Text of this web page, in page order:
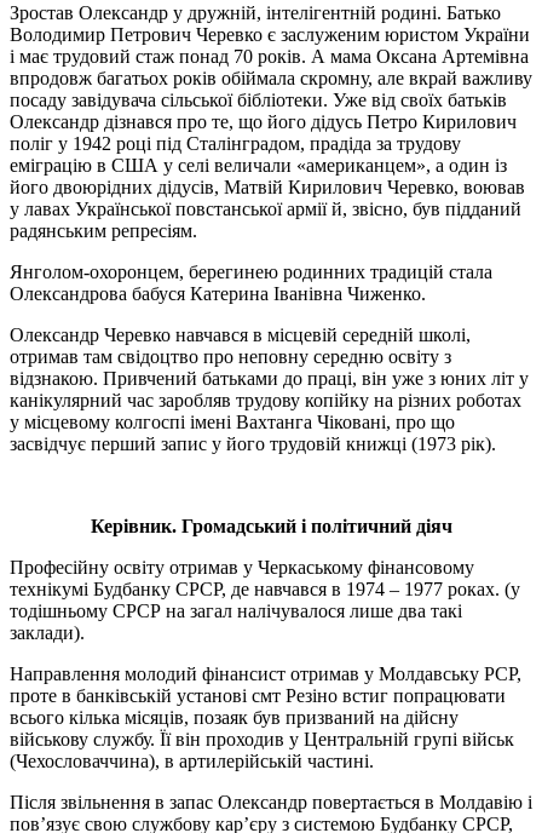
Зростав Олександр у дружній, інтелігентній родині. Батько
Володимир Петрович Черевко є заслуженим юристом України
і має трудовий стаж понад 70 років. А мама Оксана Артемівна
впродовж багатьох років обіймала скромну, але вкрай важливу
посаду завідувача сільської бібліотеки. Уже від своїх батьків
Олександр дізнався про те, що його дідусь Петро Кирилович
поліг у 1942 році під Сталінградом, прадіда за трудову
еміграцію в США у селі величали «американцем», а один із
його двоюрідних дідусів, Матвій Кирилович Черевко, воював
у лавах Української повстанської армії й, звісно, був підданий
радянським репресіям.
Янголом-охоронцем, берегинею родинних традицій стала
Олександрова бабуся Катерина Іванівна Чиженко.
Олександр Черевко навчався в місцевій середній школі,
отримав там свідоцтво про неповну середню освіту з
відзнакою. Привчений батьками до праці, він уже з юних літ у
канікулярний час заробляв трудову копійку на різних роботах
у місцевому колгоспі імені Вахтанга Чіковані, про що
засвідчує перший запис у його трудовій книжці (1973 рік).
Керівник. Громадський і політичний діяч
Професійну освіту отримав у Черкаському фінансовому
технікумі Будбанку СРСР, де навчався в 1974 – 1977 роках. (у
тодішньому СРСР на загал налічувалося лише два такі
заклади).
Направлення молодий фінансист отримав у Молдавську РСР,
проте в банківській установі смт Резіно встиг попрацювати
всього кілька місяців, позаяк був призваний на дійсну
військову службу. Її він проходив у Центральній групі військ
(Чехословаччина), в артилерійській частині.
Після звільнення в запас Олександр повертається в Молдавію і
пов’язує свою службову кар’єру з системою Будбанку СРСР,